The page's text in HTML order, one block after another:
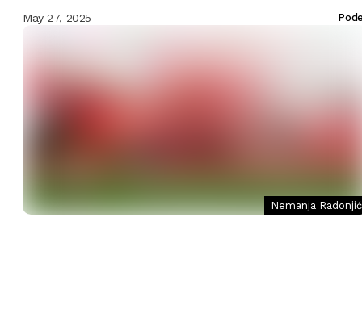
May 27, 2025
Nemanja Radonjić